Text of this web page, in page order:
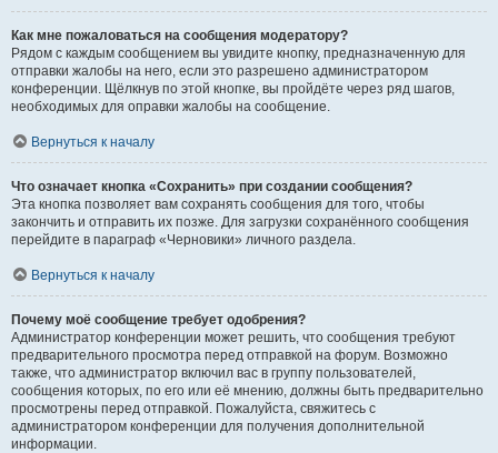
Как мне пожаловаться на сообщения модератору?
Рядом с каждым сообщением вы увидите кнопку, предназначенную для
отправки жалобы на него, если это разрешено администратором
конференции. Щёлкнув по этой кнопке, вы пройдёте через ряд шагов,
необходимых для оправки жалобы на сообщение.
Вернуться к началу
Что означает кнопка «Сохранить» при создании сообщения?
Эта кнопка позволяет вам сохранять сообщения для того, чтобы
закончить и отправить их позже. Для загрузки сохранённого сообщения
перейдите в параграф «Черновики» личного раздела.
Вернуться к началу
Почему моё сообщение требует одобрения?
Администратор конференции может решить, что сообщения требуют
предварительного просмотра перед отправкой на форум. Возможно
также, что администратор включил вас в группу пользователей,
сообщения которых, по его или её мнению, должны быть предварительно
просмотрены перед отправкой. Пожалуйста, свяжитесь с
администратором конференции для получения дополнительной
информации.